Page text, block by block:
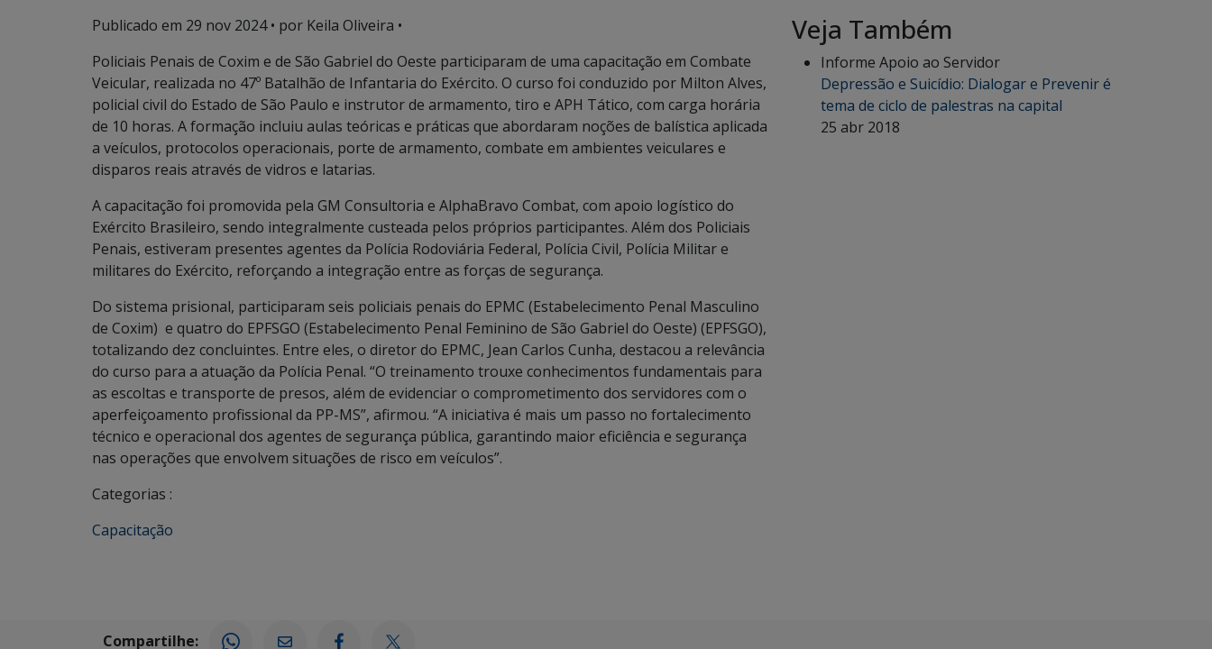
Publicado em 29 nov 2024• por Keila Oliveira •
Policiais Penais de Coxim e de São Gabriel do Oeste participaram de uma capacitação em Combate
Veicular, realizada no 47º Batalhão de Infantaria do Exército. O curso foi conduzido por Milton Alves,
policial civil do Estado de São Paulo e instrutor de armamento, tiro e APH Tático, com carga horária
de 10 horas. A formação incluiu aulas teóricas e práticas que abordaram noções de balística aplicada
a veículos, protocolos operacionais, porte de armamento, combate em ambientes veiculares e
disparos reais através de vidros e latarias.
A capacitação foi promovida pela GM Consultoria e AlphaBravo Combat, com apoio logístico do
Exército Brasileiro, sendo integralmente custeada pelos próprios participantes. Além dos Policiais
Penais, estiveram presentes agentes da Polícia Rodoviária Federal, Polícia Civil, Polícia Militar e
militares do Exército, reforçando a integração entre as forças de segurança.
Do sistema prisional, participaram seis policiais penais do EPMC (Estabelecimento Penal Masculino
de Coxim) e quatro do EPFSGO (Estabelecimento Penal Feminino de São Gabriel do Oeste) (EPFSGO),
totalizando dez concluintes. Entre eles, o diretor do EPMC, Jean Carlos Cunha, destacou a relevância
do curso para a atuação da Polícia Penal. “O treinamento trouxe conhecimentos fundamentais para
as escoltas e transporte de presos, além de evidenciar o comprometimento dos servidores com o
aperfeiçoamento profissional da PP-MS”, afirmou. “A iniciativa é mais um passo no fortalecimento
técnico e operacional dos agentes de segurança pública, garantindo maior eficiência e segurança
nas operações que envolvem situações de risco em veículos”.
Categorias :
Capacitação
Veja Também
Informe Apoio ao Servidor
Depressão e Suicídio: Dialogar e Prevenir é
tema de ciclo de palestras na capital
25 abr 2018
Compartilhe: